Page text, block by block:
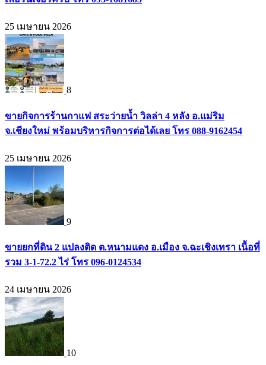
25 เมษายน 2026
8
ขายกิจการร้านกาแฟ สระว่ายน้ำ วิลล่า 4 หลัง อ.แม่ริม
จ.เชียงใหม่ พร้อมบริหารกิจการต่อได้เลย โทร 088-9162454
25 เมษายน 2026
9
ขายยกที่ดิน 2 แปลงติด ต.หนามแดง อ.เมือง จ.ฉะเชิงเทรา เนื้อที่
รวม 3-1-72.2 ไร่ โทร 096-0124534
24 เมษายน 2026
10